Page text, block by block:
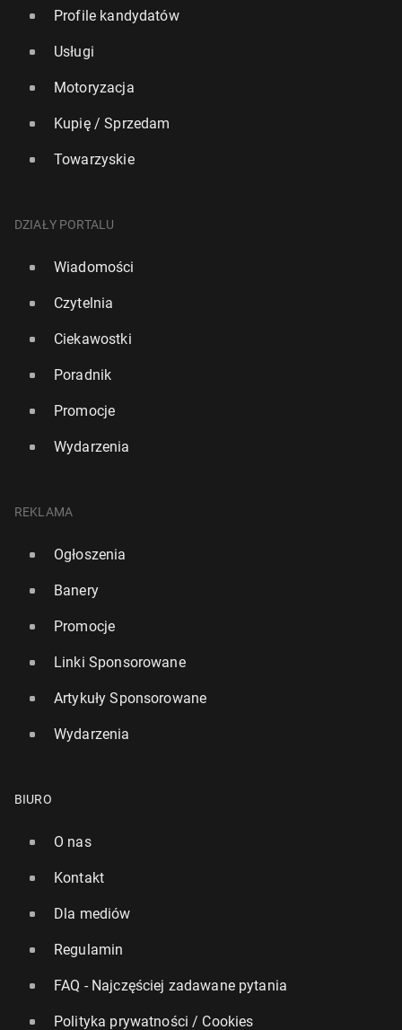
Profile kandydatów
Usługi
Motoryzacja
Kupię / Sprzedam
Towarzyskie
DZIAŁY PORTALU
Wiadomości
Czytelnia
Ciekawostki
Poradnik
Promocje
Wydarzenia
REKLAMA
Ogłoszenia
Banery
Promocje
Linki Sponsorowane
Artykuły Sponsorowane
Wydarzenia
BIURO
O nas
Kontakt
Dla mediów
Regulamin
FAQ - Najczęściej zadawane pytania
Polityka prywatności / Cookies